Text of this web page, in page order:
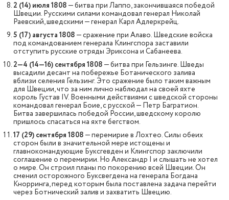
2 (14) июля 1808 — битва при Лаппо, закончившаяся победой
Швеции. Русскими силами командовал генерал Николай
Раевский, шведскими — генерал Карл Адлеркрейц.
5 (17) августа 1808 — сражение при Алаво. Шведские войска
под командованием генерала Клингспора заставили
отступить русские отряды Эриксона и Сабанеева.
2—4 (14—16) сентября 1808 — битва при Гельзинге. Шведы
высадили десант на побережье Ботанического залива
вблизи селения Гельзинг. Это сражение было таким важным
для Швеции, что за ним лично наблюдал на своей яхте
король Густав IV. Военными действиями с шведской стороны
командовал генерал Боие, с русской — Петр Багратион.
Битва завершилась победой России, шведскому королю
пришлось спасаться на яхте бегством.
17 (29) сентября 1808 — перемирие в Лохтео. Силы обеих
сторон были в значительной мере истощены и
главнокомандующие Буксгевден и Клингспор заключили
соглашение о перемирии. Но Александр I и слышать не хотел
о мире. Он строил планы по покорению всей Швеции. Он
сменил осторожного Буксвегдена на генерала Богдана
Кнорринга, перед которым была поставлена задача перейти
через Ботнический залив и захватить Швецию.